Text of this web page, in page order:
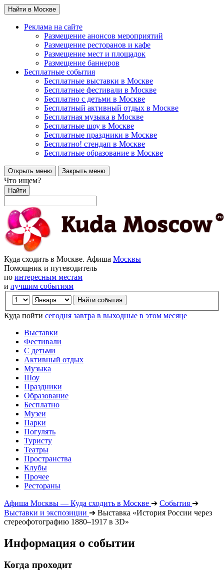
Найти в Москве
Реклама на сайте
Размещение анонсов мероприятий
Размещение ресторанов и кафе
Размещение мест и площадок
Размещение баннеров
Бесплатные события
Бесплатные выставки в Москве
Бесплатные фестивали в Москве
Бесплатно с детьми в Москве
Бесплатный активный отдых в Москве
Бесплатная музыка в Москве
Бесплатные шоу в Москве
Бесплатные праздники в Москве
Бесплатно! стендап в Москве
Бесплатные образование в Москве
Открыть меню Закрыть меню
Что ищем?
Найти
Куда сходить в Москве. Афиша Москвы
Помощник и путеводитель
по интересным местам
и лучшим событиям
Куда пойти сегодня завтра в выходные в этом месяце
Выставки
Фестивали
С детьми
Активный отдых
Музыка
Шоу
Праздники
Образование
Бесплатно
Музеи
Парки
Погулять
Туристу
Театры
Пространства
Клубы
Прочее
Рестораны
Афиша Москвы — Куда сходить в Москве ➔ События ➔
Выставки и экспозиции ➔ Выставка «История России через
стереофотографию 1880–1917 в 3D»
Информация о событии
Когда проходит